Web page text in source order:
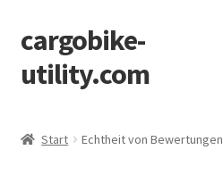
Zur
Navigation
springen
Zum
Inhalt
springen
cargobike-
utility.com
Start Echtheit von Bewertungen